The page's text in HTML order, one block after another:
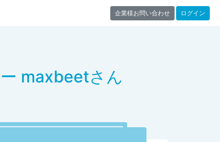
企業様お問い合わせ ログイン
maxbeetさん